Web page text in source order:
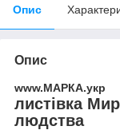
Опис
Опис
www.МАРКА.укр
листівка
людства